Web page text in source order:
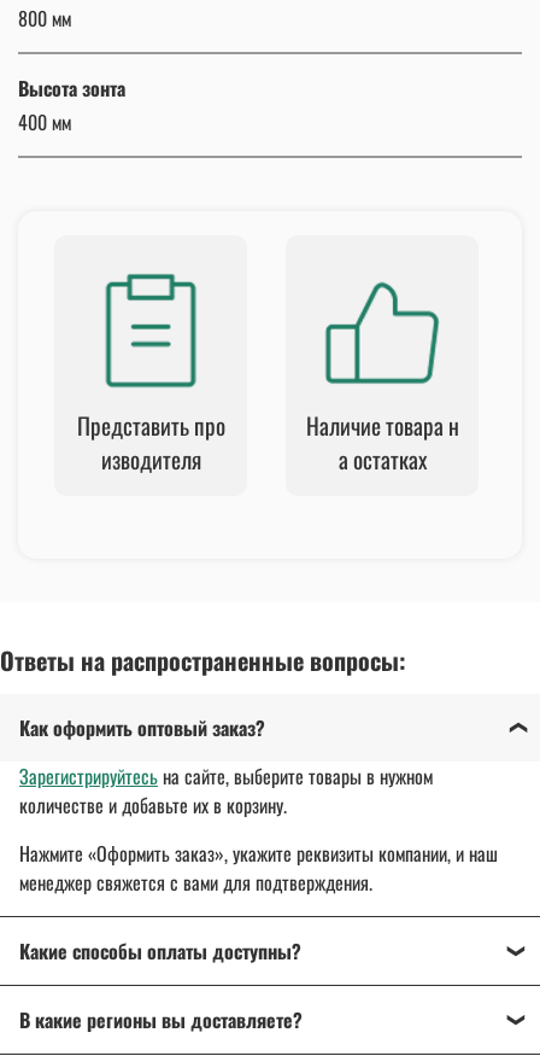
800 мм
Высота зонта
400 мм
Представить про
изводителя
Наличие товара н
а остатках
Ответы на распространенные вопросы:
Как оформить оптовый заказ?
Зарегистрируйтесьна сайте, выберите товары в нужном
количестве и добавьте их в корзину.
Нажмите «Оформить заказ», укажите реквизиты компании, и наш
менеджер свяжется с вами для подтверждения.
Какие способы оплаты доступны?
расчетный счет организации.
В какие регионы вы доставляете?